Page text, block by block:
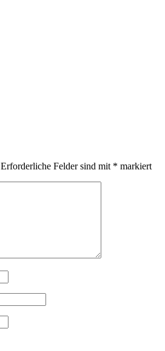
Erforderliche Felder sind mit * markiert